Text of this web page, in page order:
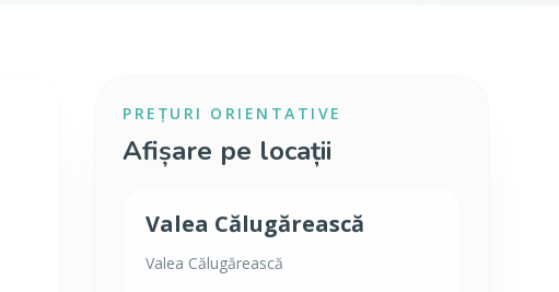
PREȚURI ORIENTATIVE
Afișare pe locații
Valea Călugărească
Valea Călugărească